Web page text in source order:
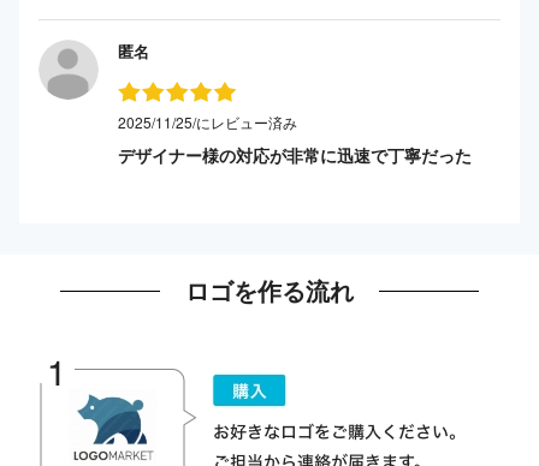
匿名
2025/11/25/にレビュー済み
デザイナー様の対応が非常に迅速で丁寧だった
ロゴを作る流れ